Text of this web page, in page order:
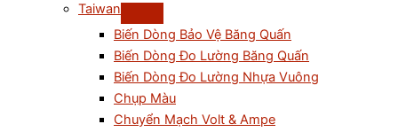
Taiwan
Biến Dòng Bảo Vệ Băng Quấn
Biến Dòng Đo Lường Băng Quấn
Biến Dòng Đo Lường Nhựa Vuông
Chụp Màu
Chuyển Mạch Volt & Ampe